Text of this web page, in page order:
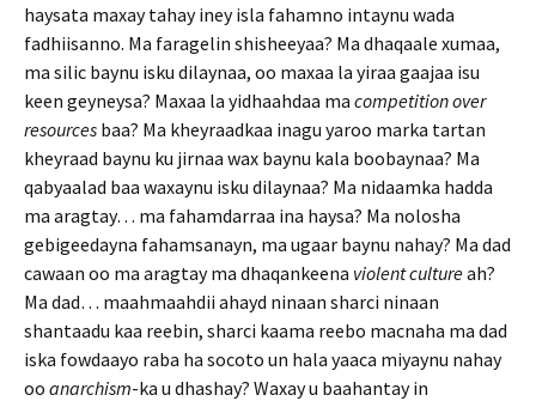
haysata maxay tahay iney isla fahamno intaynu wada
fadhiisanno. Ma faragelin shisheeyaa? Ma dhaqaale xumaa,
ma silic baynu isku dilaynaa, oo maxaa la yiraa gaajaa isu
keen geyneysa? Maxaa la yidhaahdaa ma competition over
resources baa? Ma kheyraadkaa inagu yaroo marka tartan
kheyraad baynu ku jirnaa wax baynu kala boobaynaa? Ma
qabyaalad baa waxaynu isku dilaynaa? Ma nidaamka hadda
ma aragtay… ma fahamdarraa ina haysa? Ma nolosha
gebigeedayna fahamsanayn, ma ugaar baynu nahay? Ma dad
cawaan oo ma aragtay ma dhaqankeena violent cultureah?
Ma dad… maahmaahdii ahayd ninaan sharci ninaan
shantaadu kaa reebin, sharci kaama reebo macnaha ma dad
iska fowdaayo raba ha socoto un hala yaaca miyaynu nahay
oo anarchism-ka u dhashay? Waxay u baahantay in